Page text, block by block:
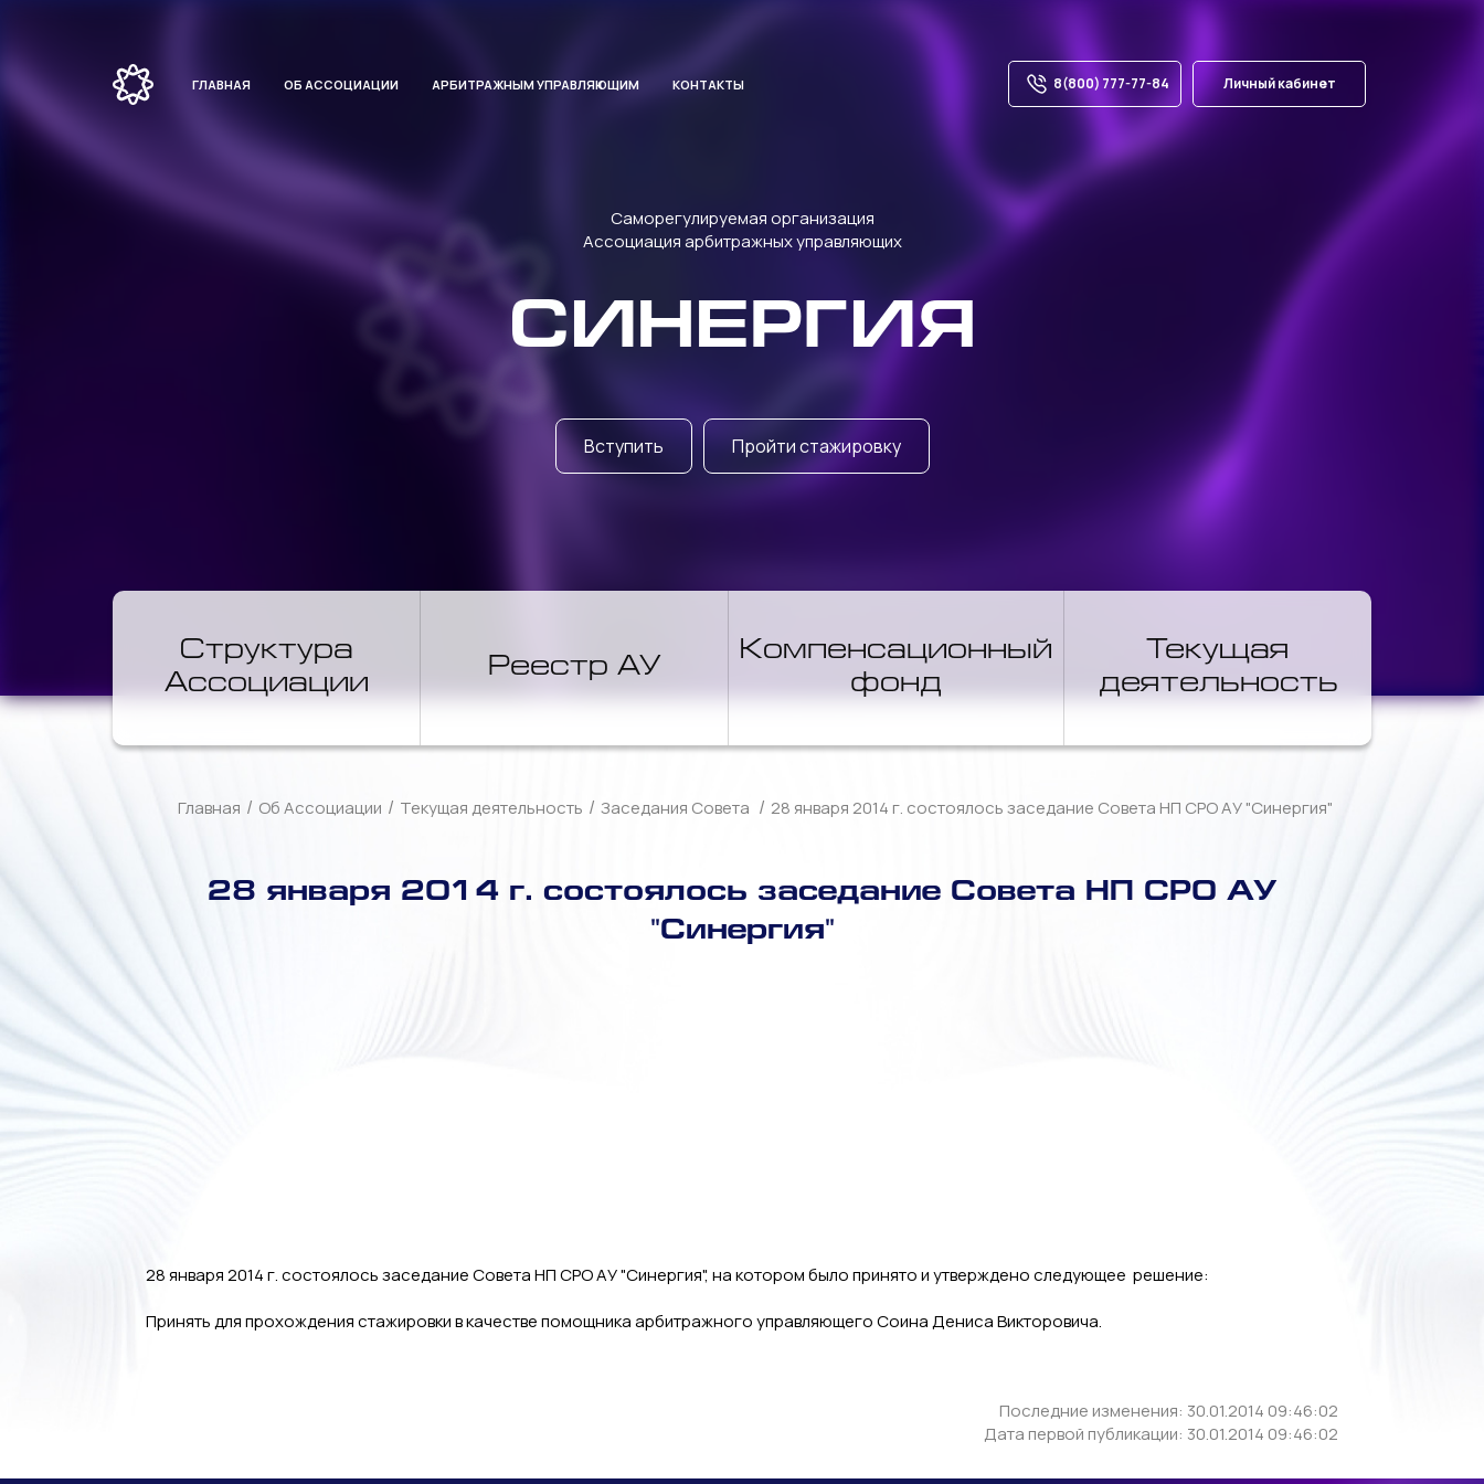
ГЛАВНАЯ ОБ АССОЦИАЦИИ АРБИТРАЖНЫМ УПРАВЛЯЮЩИМ КОНТАКТЫ 8(800) 777-77-84 Личный кабинет
Саморегулируемая организация
Ассоциация арбитражных управляющих
СИНЕРГИЯ
Вступить Пройти стажировку
Структура
Ассоциации
Реестр АУ
Компенсационный
фонд
Текущая
деятельность
Главная / Об Ассоциации / Текущая деятельность / Заседания Совета / 28 января 2014 г. состоялось заседание Совета НП СРО АУ "Синергия"
28 января 2014 г. состоялось заседание Совета НП СРО АУ
"Синергия"
28 января 2014 г. состоялось заседание Совета НП СРО АУ "Синергия", на котором было принято и утверждено следующее решение:
Принять для прохождения стажировки в качестве помощника арбитражного управляющего Соина Дениса Викторовича.
Последние изменения: 30.01.2014 09:46:02
Дата первой публикации: 30.01.2014 09:46:02